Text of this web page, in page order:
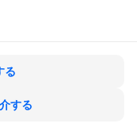
上げた、味に優れた
家庭にぴったりのお
な千葉のお米の魅力を
る
する